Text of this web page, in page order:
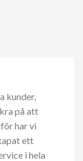
kunder,
på att
har vi
ett
i hela